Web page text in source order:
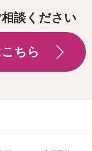
談ください
ちら